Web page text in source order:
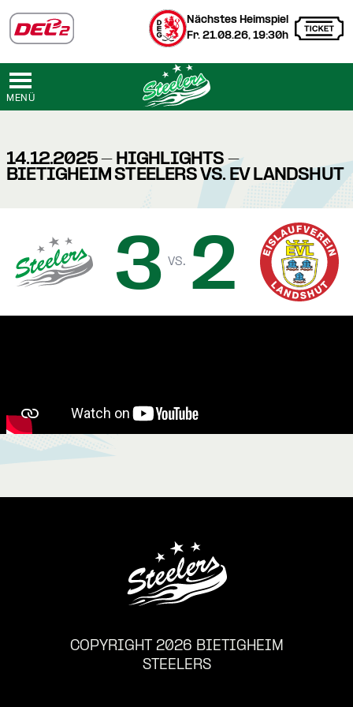
Nächstes Heimspiel
Fr. 21.08.26, 19:30h
MENÜ
14.12.2025 - HIGHLIGHTS -
BIETIGHEIM STEELERS VS. EV LANDSHUT
3 vs. 2
COPYRIGHT 2026 BIETIGHEIM
STEELERS